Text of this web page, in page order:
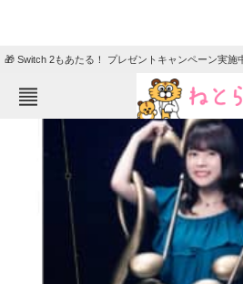
🎁 Switch 2もあたる！ プレゼントキャンペーン実施
ねとらぼメニュー
ニュー
クイズ
地域
教育